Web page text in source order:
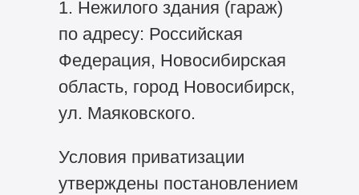
1. Нежилого здания (гараж)
по адресу: Российская
Федерация, Новосибирская
область, город Новосибирск,
ул. Маяковского.
Условия приватизации
утверждены постановлением